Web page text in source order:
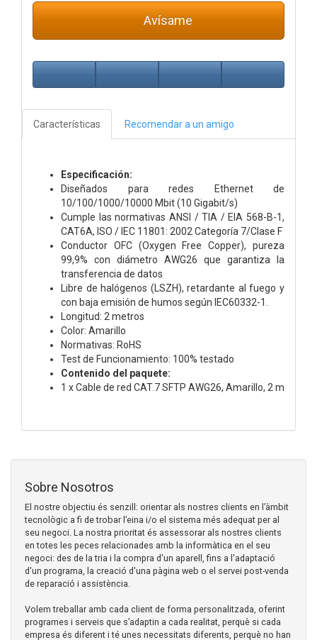
Avísame
Características Recomendar a un amigo
Especificación:
Diseñados para redes Ethernet de
10/100/1000/10000 Mbit (10 Gigabit/s)
Cumple las normativas ANSI / TIA / EIA 568-B-1,
CAT6A, ISO / IEC 11801: 2002 Categoría 7/Clase F
Conductor OFC (Oxygen Free Copper), pureza
99,9% con diámetro AWG26 que garantiza la
transferencia de datos
Libre de halógenos (LSZH), retardante al fuego y
con baja emisión de humos según IEC60332-1.
Longitud: 2 metros
Color: Amarillo
Normativas: RoHS
Test de Funcionamiento: 100% testado
Contenido del paquete:
1 x Cable de red CAT.7 SFTP AWG26, Amarillo, 2 m
Sobre Nosotros
El nostre objectiu és senzill: orientar als nostres clients en l’àmbit
tecnològic a fi de trobar l’eina i/o el sistema més adequat per al
seu negoci. La nostra prioritat és assessorar als nostres clients
en totes les peces relacionades amb la informàtica en el seu
negoci: des de la tria i la compra d'un aparell, fins a l'adaptació
d'un programa, la creació d'una pàgina web o el servei post-venda
de reparació i assistència.
Volem treballar amb cada client de forma personalitzada, oferint
programes i serveis que s’adaptin a cada realitat, perquè si cada
empresa és diferent i té unes necessitats diferents, perquè no han